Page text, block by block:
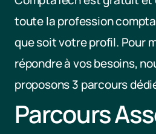
toute la profession
que soit votre profil. Pour
répondre à vos besoins,
proposons 3 parcours
Parcours